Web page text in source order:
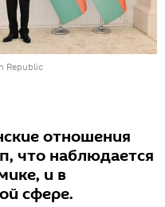
Republic
отношения
что наблюдается
и в
сфере.